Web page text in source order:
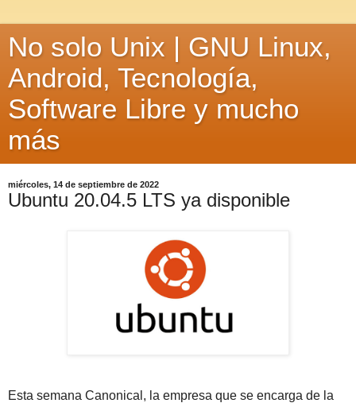
No solo Unix | GNU Linux,
Android, Tecnología,
Software Libre y mucho
más
miércoles, 14 de septiembre de 2022
Ubuntu 20.04.5 LTS ya disponible
Esta semana Canonical, la empresa que se encarga de la